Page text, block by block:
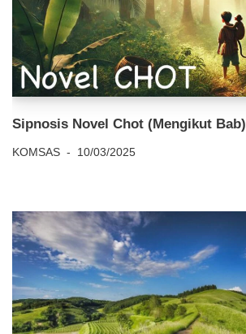
Sipnosis Novel Chot (Mengikut Bab)
KOMSAS 10/03/2025